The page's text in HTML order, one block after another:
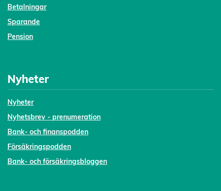
Betalningar
Sparande
Pension
Nyheter
Nyheter
Nyhetsbrev - prenumeration
Bank- och finanspodden
Försäkringspodden
Bank- och försäkringsbloggen